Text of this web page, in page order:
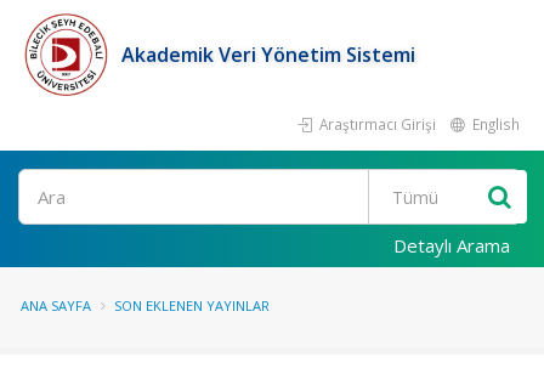
Akademik Veri Yönetim Sistemi
Araştırmacı Girişi English
Ara
Detaylı Arama
ANA SAYFA SON EKLENEN YAYINLAR